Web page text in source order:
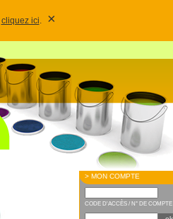
cliquez ici. ×
> MON COMPTE
CODE D'ACCÈS / N° DE COMPTE